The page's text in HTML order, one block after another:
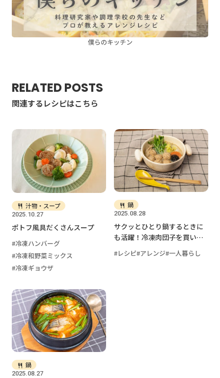
僕らのキッチン
RELATED POSTS
関連するレシピはこちら
2025.10.27
汁物・スープ
ポトフ風具だくさんスープ
冷凍ハンバーグ
冷凍和野菜ミックス
冷凍ギョウザ
2025.08.28
鍋
サクッとひとり鍋するときに
も活躍！冷凍肉団子を買い置
きしておくと便利です
レシピ アレンジ 一人暮らし
2025.08.27
鍋